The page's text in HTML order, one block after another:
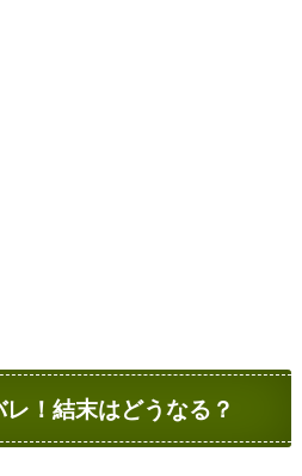
！結末はどうなる？